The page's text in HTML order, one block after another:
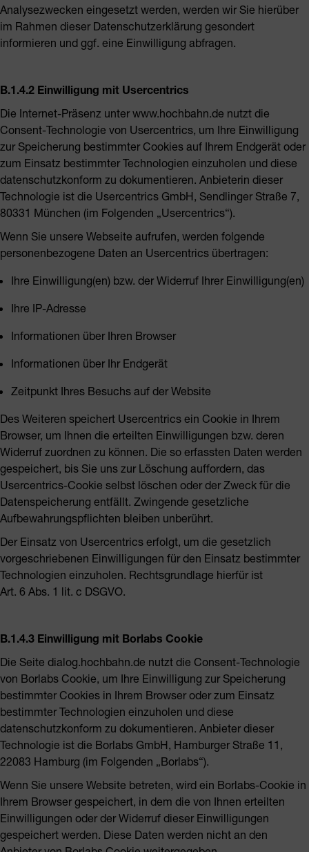
Analysezwecken eingesetzt werden, werden wir Sie hierüber
im Rahmen dieser Datenschutzerklärung gesondert
informieren und ggf. eine Einwilligung abfragen.
B.1.4.2 Einwilligung mit Usercentrics
Die Internet-Präsenz unter www.hochbahn.de nutzt die
Consent-Technologie von Usercentrics, um Ihre Einwilligung
zur Speicherung bestimmter Cookies auf Ihrem Endgerät oder
zum Einsatz bestimmter Technologien einzuholen und diese
datenschutzkonform zu dokumentieren. Anbieterin dieser
Technologie ist die Usercentrics GmbH, Sendlinger Straße 7,
80331 München (im Folgenden „Usercentrics“).
Wenn Sie unsere Webseite aufrufen, werden folgende
personenbezogene Daten an Usercentrics übertragen:
Ihre Einwilligung(en) bzw. der Widerruf Ihrer Einwilligung(en)
Ihre IP-Adresse
Informationen über Ihren Browser
Informationen über Ihr Endgerät
Zeitpunkt Ihres Besuchs auf der Website
Des Weiteren speichert Usercentrics ein Cookie in Ihrem
Browser, um Ihnen die erteilten Einwilligungen bzw. deren
Widerruf zuordnen zu können. Die so erfassten Daten werden
gespeichert, bis Sie uns zur Löschung auffordern, das
Usercentrics-Cookie selbst löschen oder der Zweck für die
Datenspeicherung entfällt. Zwingende gesetzliche
Aufbewahrungspflichten bleiben unberührt.
Der Einsatz von Usercentrics erfolgt, um die gesetzlich
vorgeschriebenen Einwilligungen für den Einsatz bestimmter
Technologien einzuholen. Rechtsgrundlage hierfür ist
Art. 6 Abs. 1 lit. c DSGVO.
B.1.4.3 Einwilligung mit Borlabs Cookie
Die Seite dialog.hochbahn.de nutzt die Consent-Technologie
von Borlabs Cookie, um Ihre Einwilligung zur Speicherung
bestimmter Cookies in Ihrem Browser oder zum Einsatz
bestimmter Technologien einzuholen und diese
datenschutzkonform zu dokumentieren. Anbieter dieser
Technologie ist die Borlabs GmbH, Hamburger Straße 11,
22083 Hamburg (im Folgenden „Borlabs“).
Wenn Sie unsere Website betreten, wird ein Borlabs-Cookie in
Ihrem Browser gespeichert, in dem die von Ihnen erteilten
Einwilligungen oder der Widerruf dieser Einwilligungen
gespeichert werden. Diese Daten werden nicht an den